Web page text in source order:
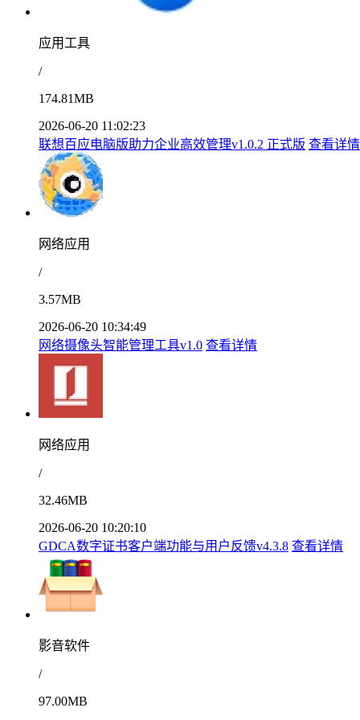
应用工具
/
174.81MB
2026-06-20 11:02:23
联想百应电脑版助力企业高效管理v1.0.2 正式版 查看详情
网络应用
/
3.57MB
2026-06-20 10:34:49
网络摄像头智能管理工具v1.0 查看详情
网络应用
/
32.46MB
2026-06-20 10:20:10
GDCA数字证书客户端功能与用户反馈v4.3.8 查看详情
影音软件
/
97.00MB